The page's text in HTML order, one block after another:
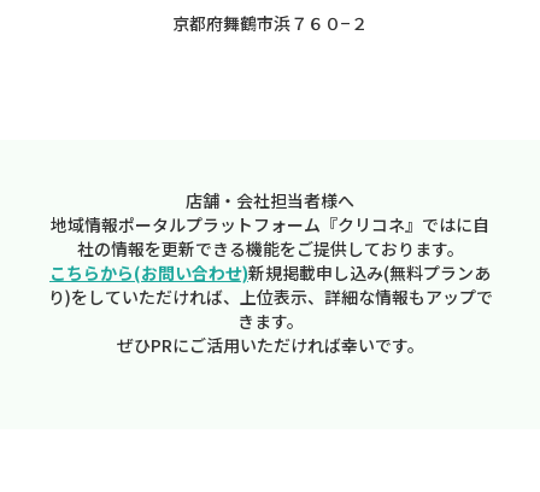
京都府舞鶴市浜７６０−２
店舗・会社担当者様へ
地域情報ポータルプラットフォーム『クリコネ』ではに自
社の情報を更新できる機能をご提供しております。
こちらから(お問い合わせ)新規掲載申し込み(無料プランあ
り)をしていただければ、上位表示、詳細な情報もアップで
きます。
ぜひPRにご活用いただければ幸いです。